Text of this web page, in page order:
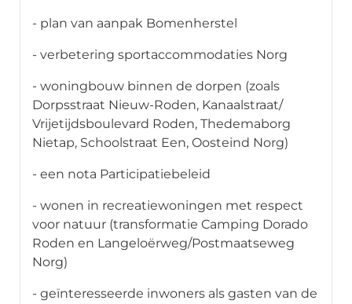
- plan van aanpak Bomenherstel
- verbetering sportaccommodaties Norg
- woningbouw binnen de dorpen (zoals
Dorpsstraat Nieuw-Roden, Kanaalstraat/
Vrijetijdsboulevard Roden, Thedemaborg
Nietap, Schoolstraat Een, Oosteind Norg)
- een nota Participatiebeleid
- wonen in recreatiewoningen met respect
voor natuur (transformatie Camping Dorado
Roden en Langeloërweg/Postmaatseweg
Norg)
- geïnteresseerde inwoners als gasten van de